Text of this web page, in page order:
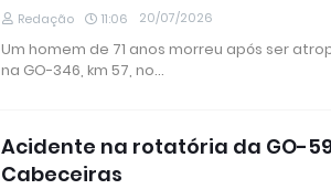
Redação 11:06 20/07/2026
Um homem de 71 anos morreu após ser
na GO-346, km 57, no…
Acidente na rotatória da GO-
Cabeceiras